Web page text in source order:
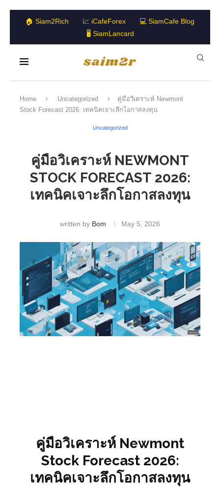
🏠 Siam2Rich 📈 iCafeForex
💻 SiamCafe Blog
🖥️ SiamLancard
Home Uncategorized
คู่มือวิเคราะห์ Newmont
Stock Forecast 2026: เทคนิคเจาะลึกโอกาสลงทุน
Uncategorized
คู่มือวิเคราะห์ NEWMONT
STOCK FORECAST 2026:
เทคนิคเจาะลึกโอกาสลงทุน
written by Bom May 5, 2026
คู่มือวิเคราะห์ Newmont
Stock Forecast 2026:
เทคนิคเจาะลึกโอกาสลงทุน